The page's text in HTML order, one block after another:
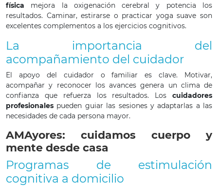
física mejora la oxigenación cerebral y potencia los
resultados. Caminar, estirarse o practicar yoga suave son
excelentes complementos a los ejercicios cognitivos.
La importancia del
acompañamiento del cuidador
El apoyo del cuidador o familiar es clave. Motivar,
acompañar y reconocer los avances genera un clima de
confianza que refuerza los resultados. Los cuidadores
profesionales pueden guiar las sesiones y adaptarlas a las
necesidades de cada persona mayor.
AMAyores: cuidamos cuerpo y
mente desde casa
Programas de estimulación
cognitiva a domicilio